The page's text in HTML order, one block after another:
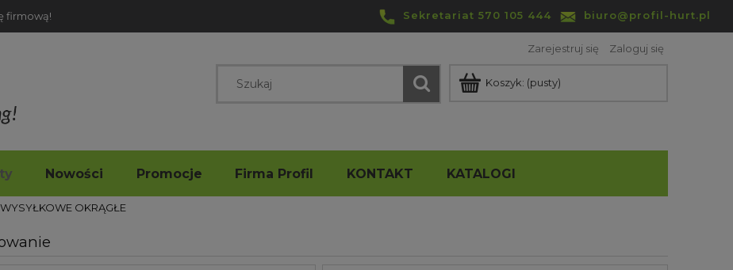
firmową! Sekretariat 570 105 444 biuro@profil-hurt.pl
Zarejestruj się Zaloguj się
Koszyk: (pusty)
Nowości Promocje Firma Profil KONTAKT KATALOGI
WYSYŁKOWE OKRĄGŁE